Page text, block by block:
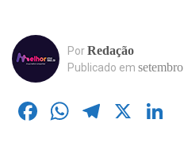
PorRedação
Publicado em
Facebook
WhatsApp
X